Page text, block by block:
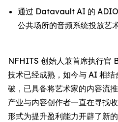
通过 Datavault AI 的 ADIO
公共场所的音频系统投放艺
NFHITS 创始人兼首席执行官
技术已经成熟，如今与 AI 相结
破，已具备将艺术家的内容流
产业与内容创作者一直在寻找
形式为提升盈利能力开辟了新